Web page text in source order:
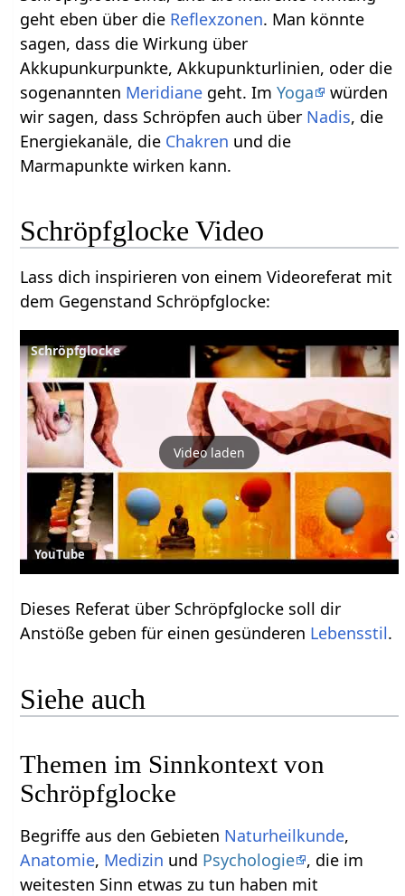
geht eben über die Reflexzonen. Man könnte
sagen, dass die Wirkung über
Akkupunkurpunkte, Akkupunkturlinien, oder die
sogenannten Meridiane geht. ImYoga
würden
wir sagen, dass Schröpfen auch über Nadis, die
Energiekanäle, die Chakren und die
Marmapunkte wirken kann.
Schröpfglocke Video
Lass dich inspirieren von einem Videoreferat mit
dem Gegenstand Schröpfglocke:
Schröpfglocke
Video laden
YouTube
Dieses Referat über Schröpfglocke soll dir
Anstöße geben für einen gesünderen Lebensstil.
Siehe auch
Themen im Sinnkontext von
Schröpfglocke
Begriffe aus den Gebieten Naturheilkunde,
Anatomie, Medizin und Psychologie , die im
weitesten Sinn etwas zu tun haben mit